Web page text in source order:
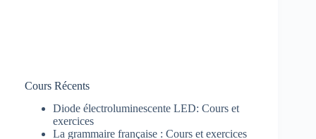
Cours Récents
Diode électroluminescente LED: Cours et
exercices
La grammaire française : Cours et exercices